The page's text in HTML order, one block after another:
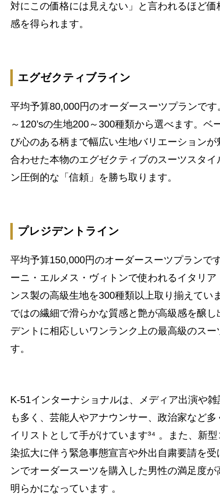
対にこの価格には見えない」と言われるほど
感を得られます。
エグゼクティブライン
平均予算80,000円のオーダースーツプランです
～120’sの生地200～300種類から選べます。ベ
び心のある柄まで幅広い生地バリエーション
合わせた本物のエグゼクティブのスーツスタ
ン圧倒的な「信頼」を勝ち取ります。
プレジデントライン
平均予算150,000円のオーダースーツプランで
ーニ・エルメス・ヴィトンで使われるイタリ
ンス製の高級生地を300種類以上取り揃えてい
ではの繊細で滑らかな質感と艶が高級感を醸
デントに相応しいワンランク上の最高級のスー
す。
K-51インターナショナルは、メディア出演や
も多く、芸能人やアナウンサー、政治家など
イリストとして手がけています³⁴ 。また、新
染拡大に伴う緊急事態宣言や外出自粛要請を
ンでオーダースーツを購入した男性の満足度
明らかになっています 。